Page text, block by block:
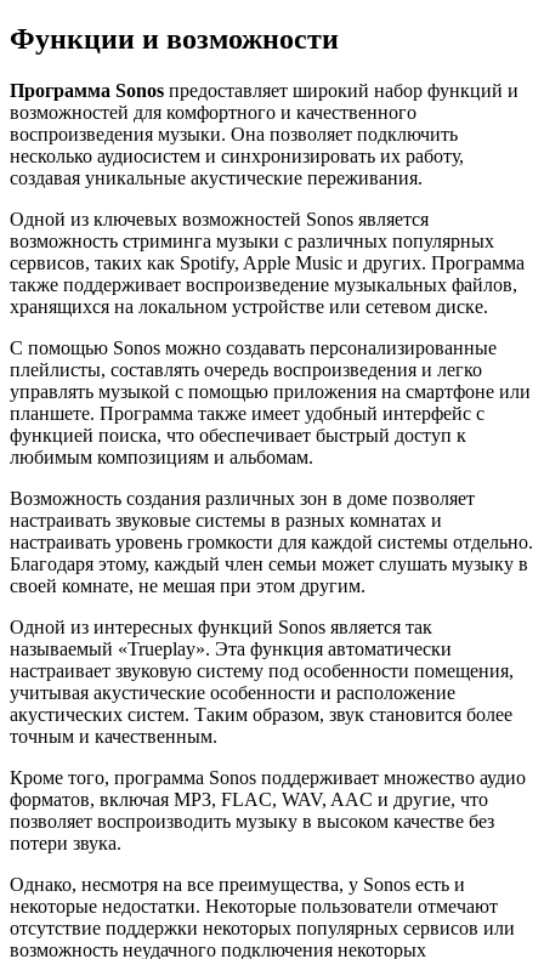
Функции и возможности
Программа Sonos предоставляет широкий набор функций и
возможностей для комфортного и качественного
воспроизведения музыки. Она позволяет подключить
несколько аудиосистем и синхронизировать их работу,
создавая уникальные акустические переживания.
Одной из ключевых возможностей Sonos является
возможность стриминга музыки с различных популярных
сервисов, таких как Spotify, Apple Music и других. Программа
также поддерживает воспроизведение музыкальных файлов,
хранящихся на локальном устройстве или сетевом диске.
С помощью Sonos можно создавать персонализированные
плейлисты, составлять очередь воспроизведения и легко
управлять музыкой с помощью приложения на смартфоне или
планшете. Программа также имеет удобный интерфейс с
функцией поиска, что обеспечивает быстрый доступ к
любимым композициям и альбомам.
Возможность создания различных зон в доме позволяет
настраивать звуковые системы в разных комнатах и
настраивать уровень громкости для каждой системы отдельно.
Благодаря этому, каждый член семьи может слушать музыку в
своей комнате, не мешая при этом другим.
Одной из интересных функций Sonos является так
называемый «Trueplay». Эта функция автоматически
настраивает звуковую систему под особенности помещения,
учитывая акустические особенности и расположение
акустических систем. Таким образом, звук становится более
точным и качественным.
Кроме того, программа Sonos поддерживает множество аудио
форматов, включая MP3, FLAC, WAV, AAC и другие, что
позволяет воспроизводить музыку в высоком качестве без
потери звука.
Однако, несмотря на все преимущества, у Sonos есть и
некоторые недостатки. Некоторые пользователи отмечают
отсутствие поддержки некоторых популярных сервисов или
возможность неудачного подключения некоторых